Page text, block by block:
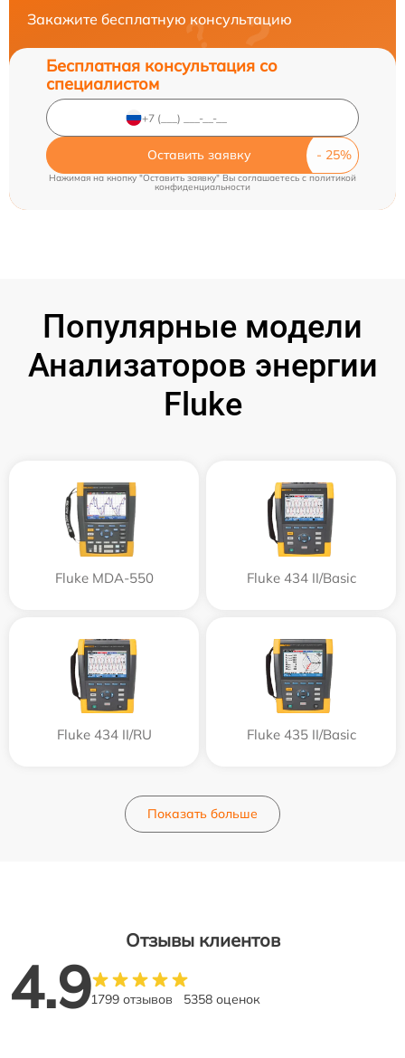
Закажите бесплатную консультацию
Бесплатная консультация со
специалистом
Оставить заявку
Нажимая на кнопку "Оставить заявку" Вы соглашаетесь cполитикой
конфиденциальности
Популярные модели
Анализаторов энергии
Fluke
Fluke MDA-550 Fluke 434 II/Basic
Fluke 434 II/RU Fluke 435 II/Basic
Показать больше
Отзывы клиентов
4.91799 отзывов 5358 оценок